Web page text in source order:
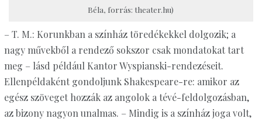
Béla, forrás: theater.hu)
– T. M.: Korunkban a színház töredékekkel dolgozik; a
nagy művekből a rendező sokszor csak mondatokat tart
meg – lásd például Kantor Wyspianski-rendezéseit.
Ellenpéldaként gondoljunk Shakespeare-re: amikor az
egész szöveget hozzák az angolok a tévé-feldolgozásban,
az bizony nagyon unalmas. – Mindig is a színház joga volt,